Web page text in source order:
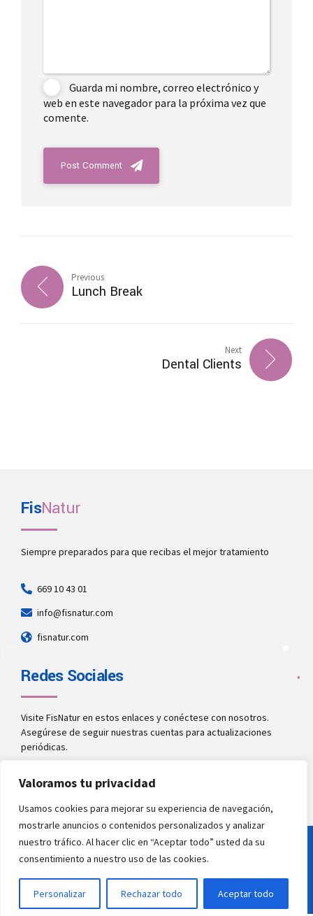
Valoramos tu privacidad
Usamos cookies para mejorar su experiencia de navegación,
mostrarle anuncios o contenidos personalizados y analizar
nuestro tráfico. Al hacer clic en “Aceptar todo” usted da su
consentimiento a nuestro uso de las cookies.
Personalizar Rechazar todo Aceptar todo
Guarda mi nombre, correo electrónico y
web en este navegador para la próxima vez que
comente.
Post Comment
Previous
Lunch Break
Next
Dental Clients
FisNatur
Siempre preparados para que recibas el mejor tratamiento
669 10 43 01
info@fisnatur.com
fisnatur.com
Redes Sociales
Visite FisNatur en estos enlaces y conéctese con nosotros.
Asegúrese de seguir nuestras cuentas para actualizaciones
periódicas.
FisNatur
SHOP BACK TO TOP